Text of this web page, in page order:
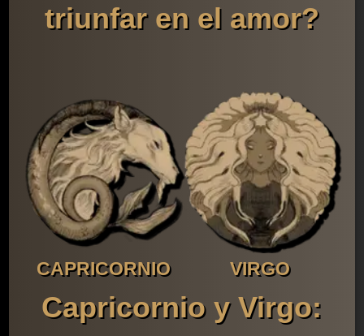
triunfar en el amor?
CAPRICORNIO VIRGO
Capricornio y Virgo: